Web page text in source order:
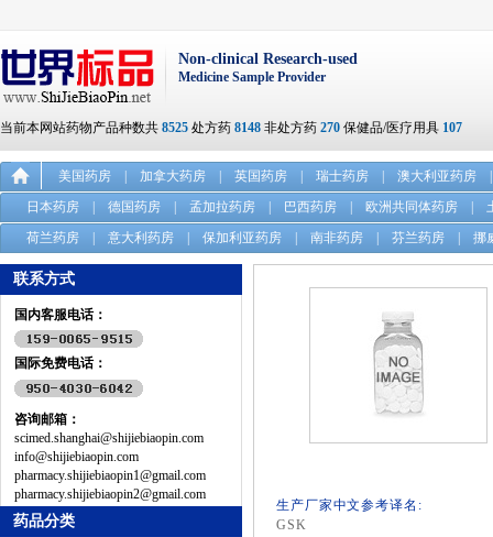
Non-clinical Research-used
Medicine Sample Provider
当前本网站药物产品种数共 8525 处方药 8148 非处方药 270 保健品/医疗用具 107
美国药房 加拿大药房 英国药房 瑞士药房 澳大利亚药房
日本药房
德国药房 孟加拉药房 巴西药房 欧洲共同体药房
荷兰药房
意大利药房 保加利亚药房 南非药房 芬兰药房 挪
联系方式
国内客服电话：
国际免费电话：
咨询邮箱：
scimed.shanghai@shijiebiaopin.com
info@shijiebiaopin.com
pharmacy.shijiebiaopin1@gmail.com
pharmacy.shijiebiaopin2@gmail.com
药品分类
生产厂家中文参考译名:
GSK